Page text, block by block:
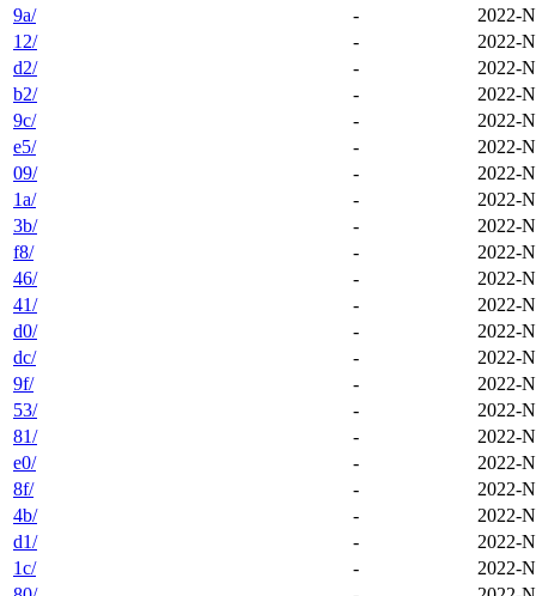
9a/
-
2022-
12/
-
2022-
d2/
-
2022-
b2/
-
2022-
9c/
-
2022-
e5/
-
2022-
09/
-
2022-
1a/
-
2022-
3b/
-
2022-
f8/
-
2022-
46/
-
2022-
41/
-
2022-
d0/
-
2022-
dc/
-
2022-
9f/
-
2022-
53/
-
2022-
81/
-
2022-
e0/
-
2022-
8f/
-
2022-
4b/
-
2022-
d1/
-
2022-
1c/
-
2022-